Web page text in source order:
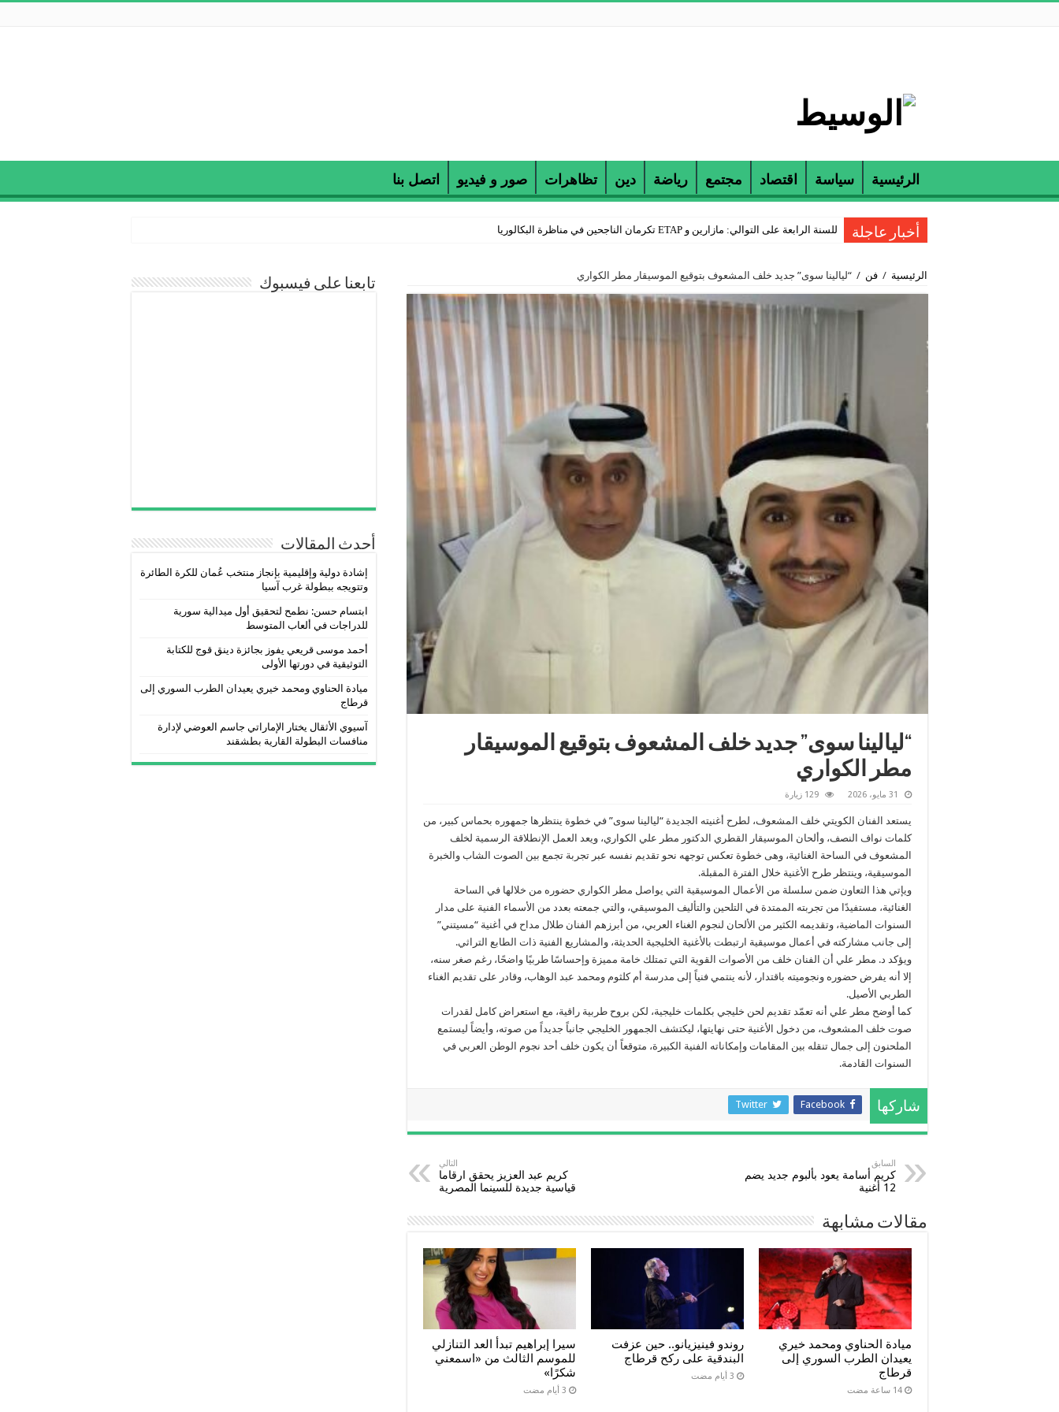
الرئيسية سياسة اقتصاد مجتمع رياضة دين تظاهرات صور و فيديو اتصل بنا
أخبار عاجلة للسنة الرابعة على التوالي: مازارين و ETAP تكرمان الناجحين في مناظرة البكالوريا
الرئيسية / فن / “ليالينا سوى” جديد خلف المشعوف بتوقيع الموسيقار مطر الكواري
“ليالينا سوى” جديد خلف المشعوف بتوقيع الموسيقار
مطر الكواري
31 مايو، 2026 129 زيارة
يستعد الفنان الكويتي خلف المشعوف، لطرح أغنيته الجديدة “ليالينا سوى” في خطوة ينتظرها جمهوره بحماس كبير، من
كلمات نواف النصف، وألحان الموسيقار القطري الدكتور مطر علي الكواري، ويعد العمل الإنطلاقة الرسمية لخلف
المشعوف في الساحة الغنائية، وهى خطوة تعكس توجهه نحو تقديم نفسه عبر تجربة تجمع بين الصوت الشاب والخبرة
الموسيقية، وينتظر طرح الأغنية خلال الفترة المقبلة.
ويإتي هذا التعاون ضمن سلسلة من الأعمال الموسيقية التي يواصل مطر الكواري حضوره من خلالها في الساحة
الغنائية، مستفيدًا من تجربته الممتدة في التلحين والتأليف الموسيقي، والتي جمعته بعدد من الأسماء الفنية على مدار
السنوات الماضية، وتقديمه الكثير من الألحان لنجوم الغناء العربي، من أبرزهم الفنان طلال مداح في أغنية “مسيتني”
إلى جانب مشاركته في أعمال موسيقية ارتبطت بالأغنية الخليجية الحديثة، والمشاريع الفنية ذات الطابع التراثي.
ويؤكد د. مطر علي أن الفنان خلف من الأصوات القوية التي تمتلك خامة مميزة وإحساسًا طربيًا واضحًا، رغم صغر سنه،
إلا أنه يفرض حضوره ونجوميته باقتدار، لأنه ينتمي فنياً إلى مدرسة أم كلثوم ومحمد عبد الوهاب، وقادر على تقديم الغناء
الطربي الأصيل.
كما أوضح مطر علي أنه تعمّد تقديم لحن خليجي بكلمات خليجية، لكن بروح طربية راقية، مع استعراض كامل لقدرات
صوت خلف المشعوف، من دخول الأغنية حتى نهايتها، ليكتشف الجمهور الخليجي جانباً جديداً من صوته، وأيضاً ليستمع
الملحنون إلى جمال تنقله بين المقامات وإمكاناته الفنية الكبيرة، متوقعاً أن يكون خلف أحد نجوم الوطن العربي في
السنوات القادمة.
شاركها Facebook
Twitter
السابق
كريم أسامة يعود بألبوم جديد يضم
12 أغنية
التالي
كريم عبد العزيز يحقق ارقاما
قياسية جديدة للسينما المصرية
مقالات مشابهة
ميادة الحناوي ومحمد خيري
يعيدان الطرب السوري إلى
قرطاج
روندو فينيزيانو.. حين عزفت
البندقية على ركح قرطاج
سيرا إبراهيم تبدأ العد التنازلي
للموسم الثالث من «اسمعني
شكرًا»
تابعنا على فيسبوك
أحدث المقالات
إشادة دولية وإقليمية بإنجاز منتخب عُمان للكرة الطائرة
وتتويجه ببطولة غرب آسيا
ابتسام حسن: نطمح لتحقيق أول ميدالية سورية
للدراجات في ألعاب المتوسط
أحمد موسى قريعي يفوز بجائزة دينق قوج للكتابة
التوثيقية في دورتها الأولى
ميادة الحناوي ومحمد خيري يعيدان الطرب السوري إلى
قرطاج
آسيوي الأثقال يختار الإماراتي جاسم العوضي لإدارة
منافسات البطولة القارية بطشقند